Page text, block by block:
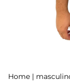
Home |